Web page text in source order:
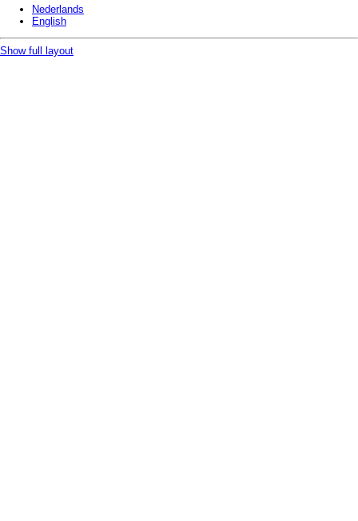
Nederlands
English
Show full layout